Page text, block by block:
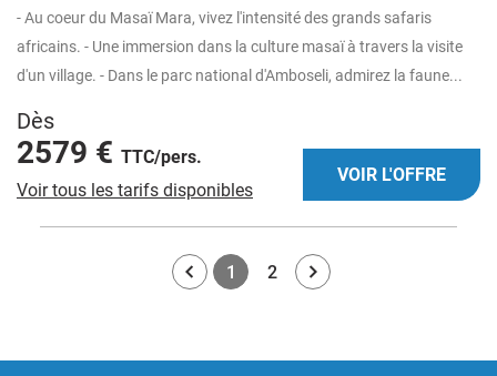
- Au coeur du Masaï Mara, vivez l'intensité des grands safaris
africains. - Une immersion dans la culture masaï à travers la visite
d'un village. - Dans le parc national d'Amboseli, admirez la faune...
Dès
2579 € TTC/pers.
Voir tous les tarifs disponibles
VOIR L'OFFRE
1 2